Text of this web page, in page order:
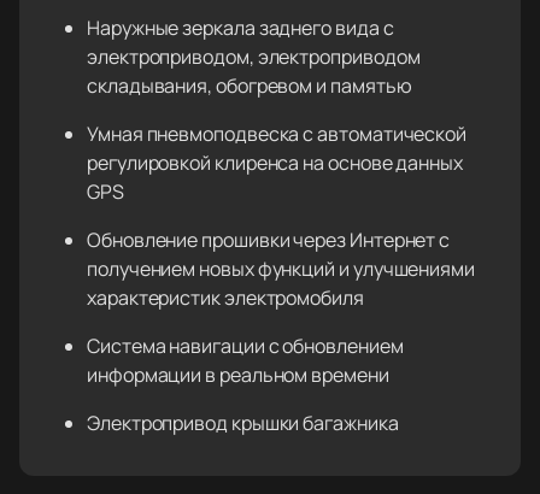
Наружные зеркала заднего вида с
электроприводом, электроприводом
складывания, обогревом и памятью
Умная пневмоподвеска с автоматической
регулировкой клиренса на основе данных
GPS
Обновление прошивки через Интернет с
получением новых функций и улучшениями
характеристик электромобиля
Система навигации с обновлением
информации в реальном времени
Электропривод крышки багажника